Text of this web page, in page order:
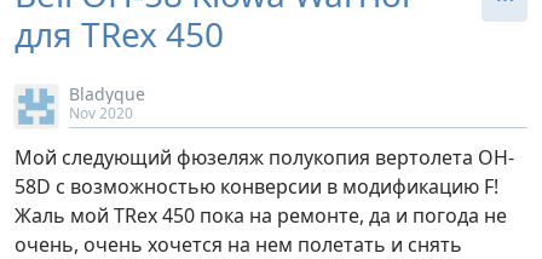
для TRex 450
Bladyque
Nov 2020
Мой следующий фюзеляж полукопия вертолета OH-
58D с возможностью конверсии в модификацию F!
Жаль мой TRex 450 пока на ремонте, да и погода не
очень, очень хочется на нем полетать и снять